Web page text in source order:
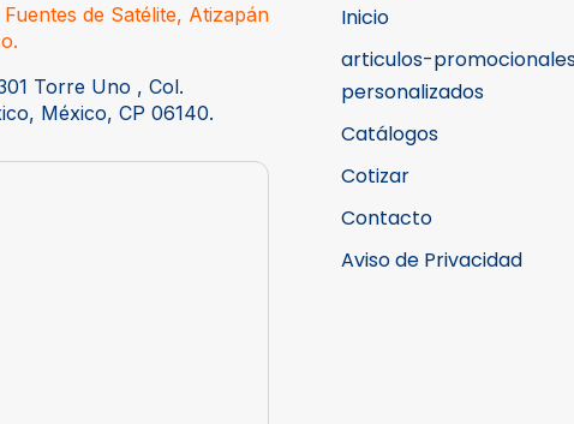
de Satélite, Atizapán
Torre Uno , Col.
México, CP 06140.
Inicio
articulos-
personalizados
Catálogos
Cotizar
Contacto
Aviso de Privacidad